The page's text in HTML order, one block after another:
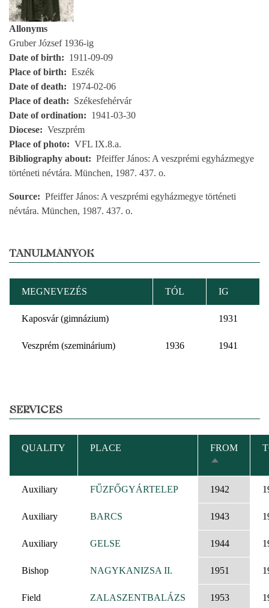
Allonyms
Gruber József 1936-ig
Date of birth
1911-09-09
Place of birth
Eszék
Date of death
1974-02-06
Place of death
Székesfehérvár
Date of ordination
1941-03-30
Diocese
Veszprém
Place of photo
VFL IX.8.a.
Bibliography about
Pfeiffer János: A veszprémi egyházmegye
történeti névtára. München, 1987. 437. o.
Source
Pfeiffer János: A veszprémi egyházmegye történeti
névtára. München, 1987. 437. o.
TANULMÁNYOK
MEGNEVEZÉS TÓL IG
Kaposvár (gimnázium) 1931
Veszprém (szeminárium) 1936 1941
SERVICES
QUALITY PLACE
FROM
SORT
Auxiliary FŰZFŐGYÁRTELEP 1942
Auxiliary BARCS 1943
Auxiliary GELSE 1944
Bishop NAGYKANIZSA II. 1951
Field
ZALASZENTBALÁZS 1953